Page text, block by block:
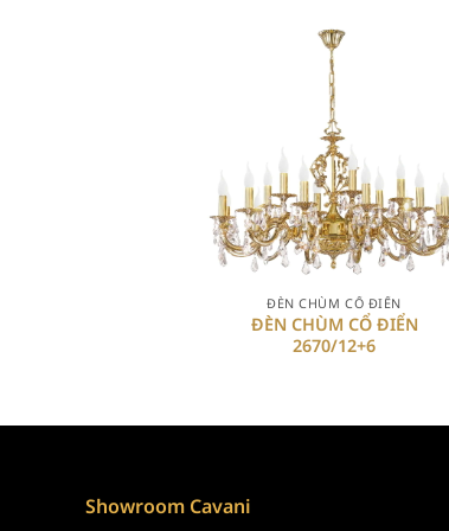
+
ĐÈN CHÙM CỔ ĐIỂN
ĐÈN CHÙM CỔ ĐIỂN
2670/12+6
Showroom Cavani